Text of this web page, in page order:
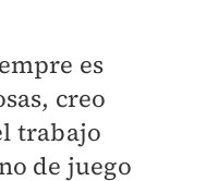
es
creo
trabajo
de juego